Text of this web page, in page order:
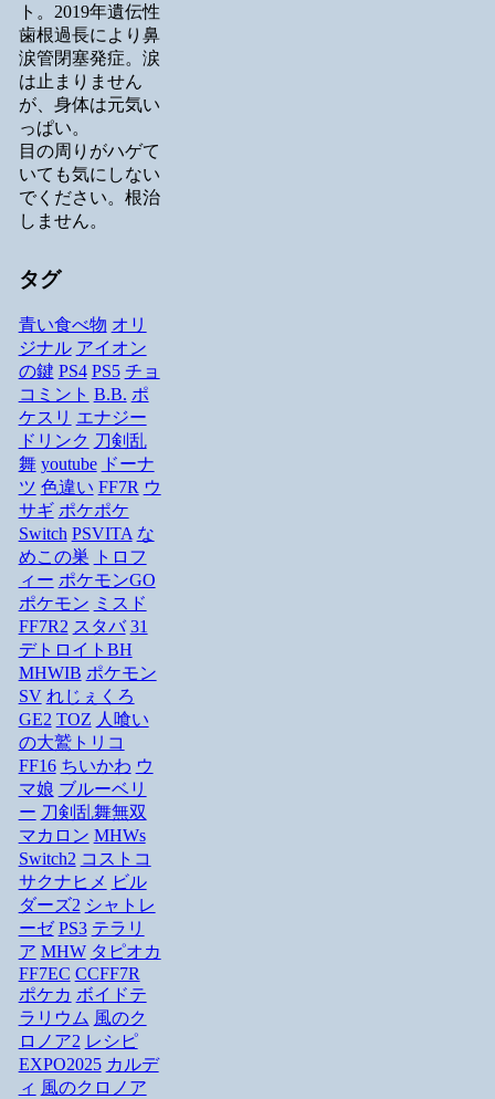
ト。2019年遺伝性
歯根過長により鼻
涙管閉塞発症。涙
は止まりません
が、身体は元気い
っぱい。
目の周りがハゲて
いても気にしない
でください。根治
しません。
タグ
青い食べ物 オリ
ジナル アイオン
の鍵 PS4 PS5 チョ
コミント B.B. ポ
ケスリ エナジー
ドリンク 刀剣乱
舞 youtube ドーナ
ツ 色違い FF7R ウ
サギ ポケポケ
Switch PSVITA な
めこの巣
トロフ
ィー ポケモンGO
ポケモン ミスド
FF7R2 スタバ 31
デトロイトBH
MHWIB ポケモン
SV れじぇくろ
GE2 TOZ 人喰い
の大鷲トリコ
FF16 ちいかわ ウ
マ娘 ブルーベリ
ー 刀剣乱舞無双
マカロン MHWs
Switch2 コストコ
サクナヒメ ビル
ダーズ2 シャトレ
ーゼ PS3 テラリ
ア MHW タピオカ
FF7EC CCFF7R
ポケカ ボイドテ
ラリウム 風のク
ロノア2 レシピ
EXPO2025 カルデ
ィ 風のクロノア